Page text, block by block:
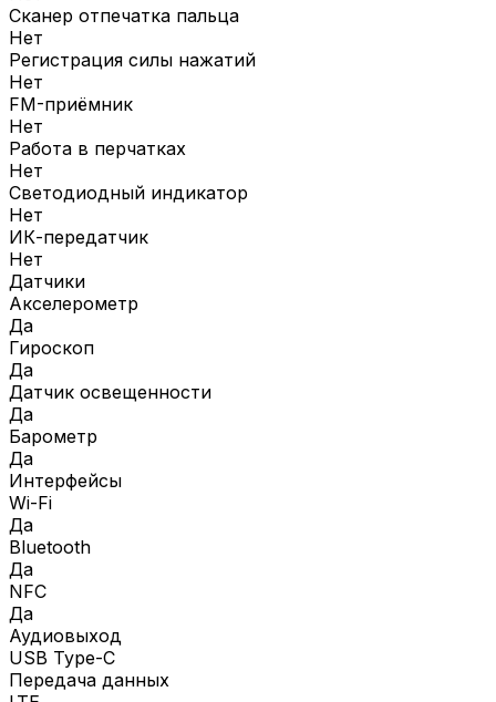
Сканер отпечатка пальца
Нет
Регистрация силы нажатий
Нет
FM-приёмник
Нет
Работа в перчатках
Нет
Светодиодный индикатор
Нет
ИК-передатчик
Нет
Датчики
Акселерометр
Да
Гироскоп
Да
Датчик освещенности
Да
Барометр
Да
Интерфейсы
Wi-Fi
Да
Bluetooth
Да
NFC
Да
Аудиовыход
USB Type-C
Передача данных